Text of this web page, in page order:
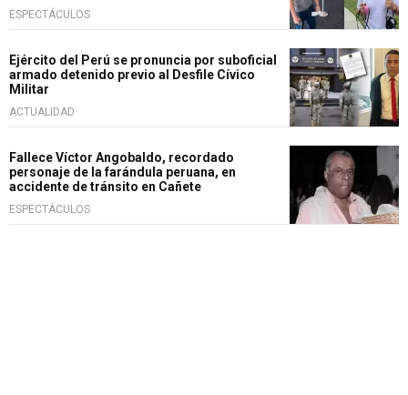
ESPECTÁCULOS
Ejército del Perú se pronuncia por suboficial
armado detenido previo al Desfile Cívico
Militar
ACTUALIDAD
Fallece Víctor Angobaldo, recordado
personaje de la farándula peruana, en
accidente de tránsito en Cañete
ESPECTÁCULOS